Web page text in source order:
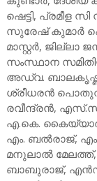
ഷെട്ടി, പ്രമീള
സുരേഷ് കുമാർ
മാസ്റ്റർ,
സംസ്ഥാന
അഡ്വ. ബാലകൃഷ്ണ
ശ്രീധരൻ
രവീന്ദ്രൻ,
എ.കെ.
എം. ബൽരാജ്,
മനുലാൽ
ബാബുരാജ്,